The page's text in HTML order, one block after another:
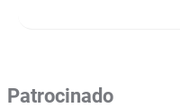
Patrocinado